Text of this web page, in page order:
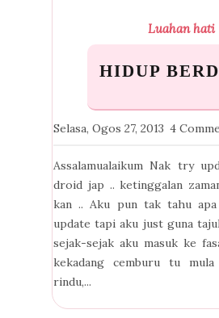
Luahan hati
HIDUP
Selasa, Ogos 27, 2013 4
Assalamualaikum Nak try
droid jap .. ketinggalan
kan .. Aku pun tak tahu
update tapi aku just guna
sejak-sejak aku masuk ke
kekadang cemburu tu mula
rindu,...